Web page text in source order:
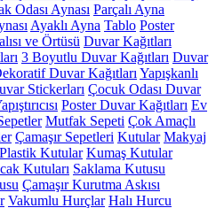
Odası Aynası Parçalı Ayna
Ayaklı Ayna Tablo Poster
ve Örtüsü Duvar Kağıtları
3 Boyutlu Duvar Kağıtları Duvar
Duvar Kağıtları Yapışkanlı
Stickerları Çocuk Odası Duvar
Poster Duvar Kağıtları Ev
Mutfak Sepeti Çok Amaçlı
Çamaşır Sepetleri Kutular Makyaj
Plastik Kutular Kumaş Kutular
Kutuları Saklama Kutusu
Çamaşır Kurutma Askısı
Vakumlu Hurçlar Halı Hurcu